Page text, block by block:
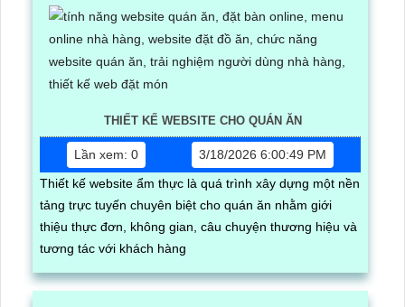
THIẾT KẾ WEBSITE CHO QUÁN ĂN
Lần xem: 0
3/18/2026 6:00:49 PM
Thiết kế website ẩm thực là quá trình xây dựng một nền
tảng trực tuyến chuyên biệt cho quán ăn nhằm giới
thiệu thực đơn, không gian, câu chuyện thương hiệu và
tương tác với khách hàng